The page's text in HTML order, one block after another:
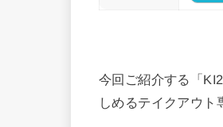
今回ご紹介する「
しめるテイクアウト